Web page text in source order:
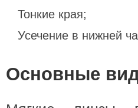
Тонкие края;
Усечение в нижней
Основные